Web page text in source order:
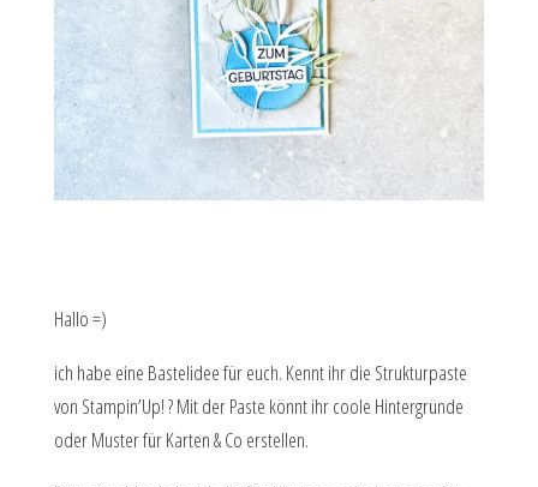
Hallo =)
ich habe eine Bastelidee für euch. Kennt ihr die Strukturpaste
von Stampin’Up! ? Mit der Paste könnt ihr coole Hintergründe
oder Muster für Karten & Co erstellen.